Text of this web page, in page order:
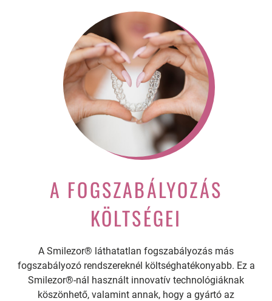
A FOGSZABÁLYOZÁS
KÖLTSÉGEI
A Smilezor® láthatatlan fogszabályozás más
fogszabályozó rendszereknél költséghatékonyabb. Ez a
Smilezor®-nál használt innovatív technológiáknak
köszönhető, valamint annak, hogy a gyártó az